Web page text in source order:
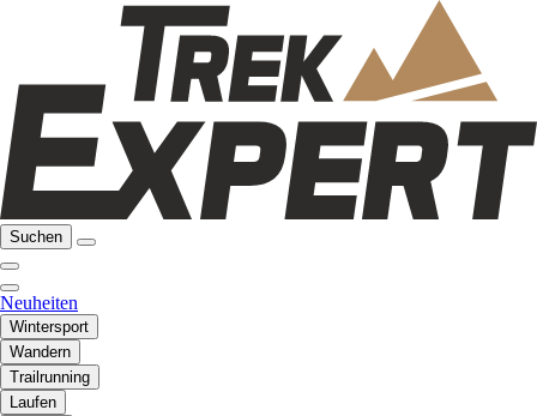
Suchen
Neuheiten
Wintersport
Wandern
Trailrunning
Laufen